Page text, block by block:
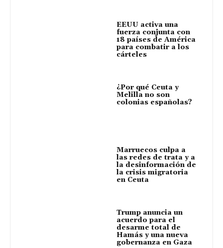
EEUU activa una
fuerza conjunta con
18 países de América
para combatir a los
cárteles
¿Por qué Ceuta y
Melilla no son
colonias españolas?
Marruecos culpa a
las redes de trata y a
la desinformación de
la crisis migratoria
en Ceuta
Trump anuncia un
acuerdo para el
desarme total de
Hamás y una nueva
gobernanza en Gaza